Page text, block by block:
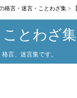
格言・迷言・ことわざ集 >
ことわざ集
言、迷言集です。